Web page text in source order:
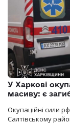
У Харкові
масиву: є
Окупаційні сили
Салтівському